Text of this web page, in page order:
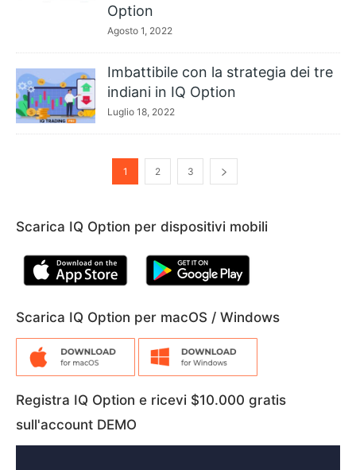
Option
Agosto 1, 2022
Imbattibile con la strategia dei tre
indiani in IQ Option
Luglio 18, 2022
1 2 3
Scarica IQ Option per dispositivi mobili
Scarica IQ Option per macOS / Windows
Registra IQ Option e ricevi $10.000 gratis
sull'account DEMO